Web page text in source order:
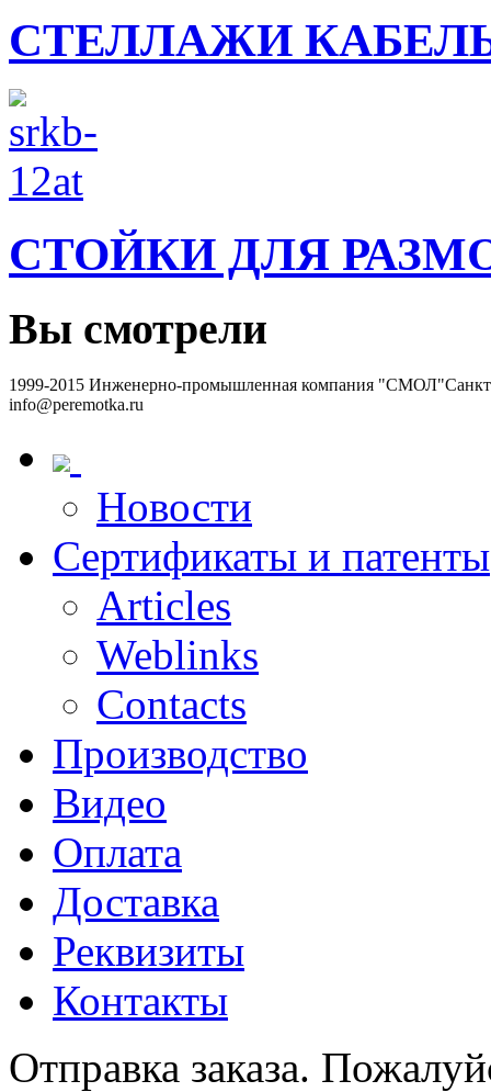
СТЕЛЛАЖИ
СТОЙКИ ДЛЯ
Вы смотрели
1999-2015 Инженерно-промышленная компания "СМОЛ"
info@peremotka.ru
Новости
Сертификаты и патенты
Articles
Weblinks
Contacts
Производство
Видео
Оплата
Доставка
Реквизиты
Контакты
Отправка заказа.